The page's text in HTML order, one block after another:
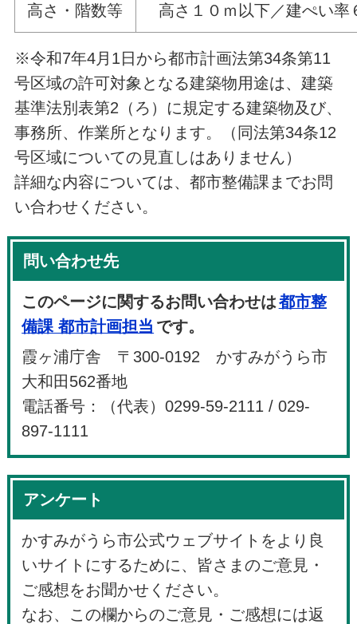
高さ・階数等 高さ１０ｍ以下／建ぺい
※令和7年4月1日から都市計画法第34条第11
号区域の許可対象となる建築物用途は、建築
基準法別表第2（ろ）に規定する建築物及び、
事務所、作業所となります。（同法第34条12
号区域についての見直しはありません）
詳細な内容については、都市整備課までお問
い合わせください。
問い合わせ先
このページに関するお問い合わせは都市整
備課 都市計画担当 です。
霞ヶ浦庁舎 〒300-0192 かすみがうら市
大和田562番地
電話番号：（代表）0299-59-2111 / 029-
897-1111
アンケート
かすみがうら市公式ウェブサイトをより良
いサイトにするために、皆さまのご意見・
ご感想をお聞かせください。
なお、この欄からのご意見・ご感想には返